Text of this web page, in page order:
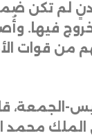
لم تكن
من قوات
الجمعة،
الملك